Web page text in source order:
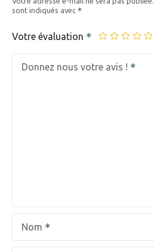
sont indiqués avec
Votre évaluation
Donnez nous votre avis !
Nom